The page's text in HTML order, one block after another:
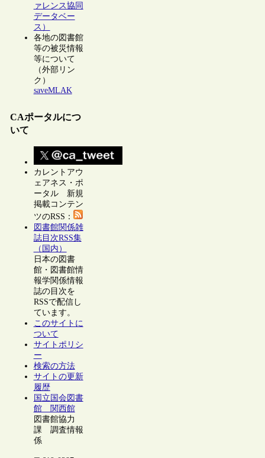
ァレンス協同
データベー
ス）
各地の図書館
等の被災情報
等について
（外部リン
ク）
saveMLAK
CAポータルにつ
いて
カレントアウ
ェアネス・ポ
ータル 新規
掲載コンテン
ツのRSS：
図書館関係雑
誌目次RSS集
（国内）
日本の図書
館・図書館情
報学関係情報
誌の目次を
RSSで配信し
ています。
このサイトに
ついて
サイトポリシ
ー
検索の方法
サイトの更新
履歴
国立国会図書
館 関西館
図書館協力
課 調査情報
係